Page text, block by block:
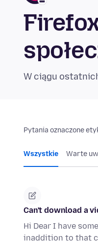
W ciągu
Pytania oznaczone
Wszystkie Warte
Can't download a
Hi Dear I have
inaddition to that